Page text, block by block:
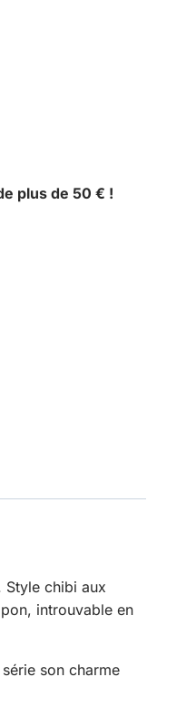
plus de 50 € !
Style chibi aux
introuvable en
son charme